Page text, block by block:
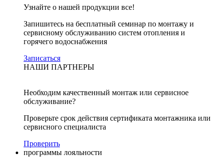
Узнайте о нашей продукции все!
Запишитесь на бесплатный семинар по монтажу и
сервисному обслуживанию систем отопления и
горячего водоснабжения
Записаться
НАШИ ПАРТНЕРЫ
Необходим качественный монтаж или сервисное
обслуживание?
Проверьте срок действия сертификата монтажника или
сервисного специалиста
Проверить
программы лояльности